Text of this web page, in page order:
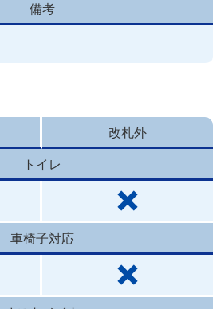
備考
改札外
トイレ
車椅子対応